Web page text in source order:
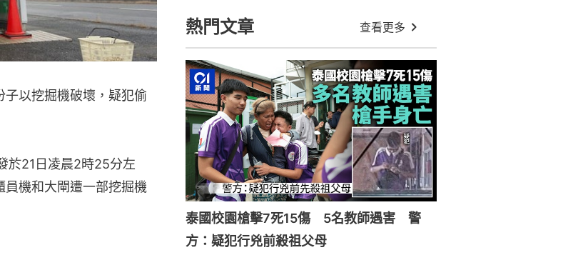
子以挖掘機破壞，疑犯偷
於21日凌晨2時25分左
機和大閘遭一部挖掘機
熱門文章 查看更多
泰國校園槍擊7死15傷 5名教師遇害 警
方：疑犯行兇前殺祖父母